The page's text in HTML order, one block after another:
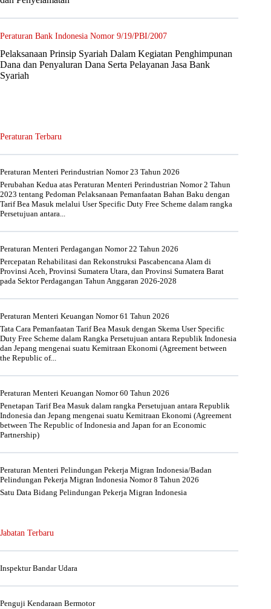
Peraturan Bank Indonesia Nomor 9/19/PBI/2007
Pelaksanaan Prinsip Syariah Dalam Kegiatan Penghimpunan
Dana dan Penyaluran Dana Serta Pelayanan Jasa Bank
Syariah
Peraturan Terbaru
Peraturan Menteri Perindustrian Nomor 23 Tahun 2026
Perubahan Kedua atas Peraturan Menteri Perindustrian Nomor 2 Tahun
2023 tentang Pedoman Pelaksanaan Pemanfaatan Bahan Baku dengan
Tarif Bea Masuk melalui User Specific Duty Free Scheme dalam rangka
Persetujuan antara...
Peraturan Menteri Perdagangan Nomor 22 Tahun 2026
Percepatan Rehabilitasi dan Rekonstruksi Pascabencana Alam di
Provinsi Aceh, Provinsi Sumatera Utara, dan Provinsi Sumatera Barat
pada Sektor Perdagangan Tahun Anggaran 2026-2028
Peraturan Menteri Keuangan Nomor 61 Tahun 2026
Tata Cara Pemanfaatan Tarif Bea Masuk dengan Skema User Specific
Duty Free Scheme dalam Rangka Persetujuan antara Republik Indonesia
dan Jepang mengenai suatu Kemitraan Ekonomi (Agreement between
the Republic of...
Peraturan Menteri Keuangan Nomor 60 Tahun 2026
Penetapan Tarif Bea Masuk dalam rangka Persetujuan antara Republik
Indonesia dan Jepang mengenai suatu Kemitraan Ekonomi (Agreement
between The Republic of Indonesia and Japan for an Economic
Partnership)
Peraturan Menteri Pelindungan Pekerja Migran Indonesia/Badan
Pelindungan Pekerja Migran Indonesia Nomor 8 Tahun 2026
Satu Data Bidang Pelindungan Pekerja Migran Indonesia
Jabatan Terbaru
Inspektur Bandar Udara
Penguji Kendaraan Bermotor